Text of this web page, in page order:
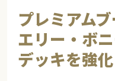
プレミアム
エリー・ボ
デッキを強